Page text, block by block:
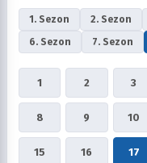
1. Sezon 2. Sezon
6. Sezon
7. Sezon
1 2 3
8 9 10
15 16 17